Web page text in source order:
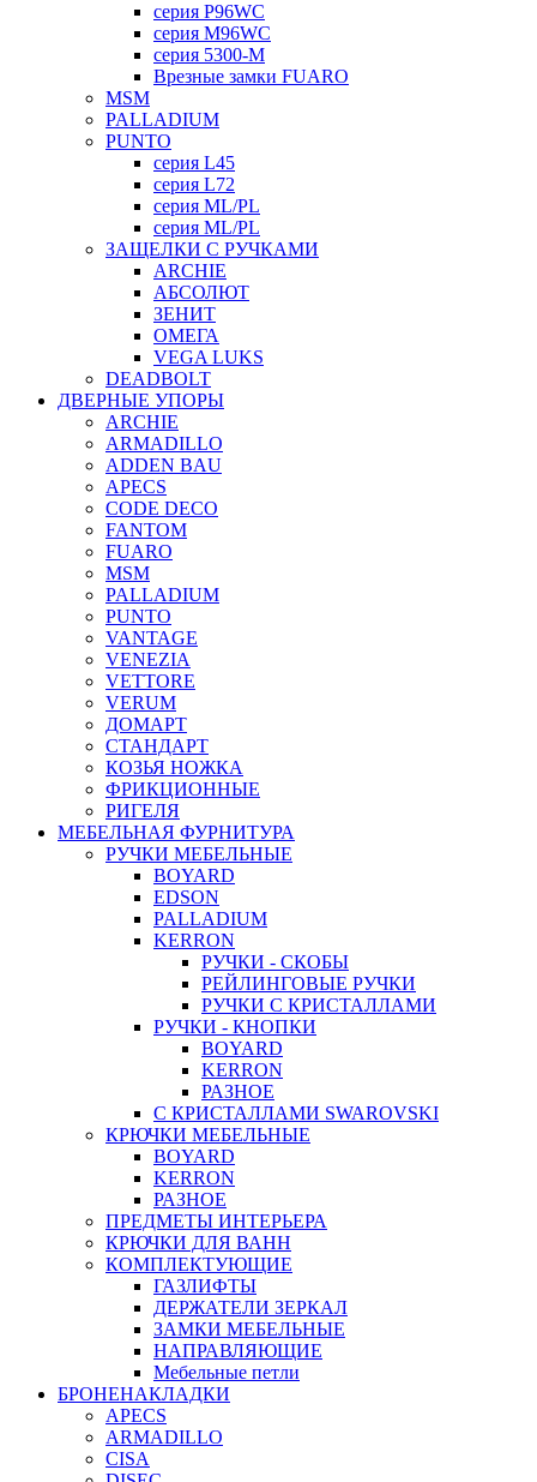
серия P96WC
серия M96WC
серия 5300-M
Врезные замки FUARO
MSM
PALLADIUM
PUNTO
серия L45
серия L72
серия ML/PL
серия ML/PL
ЗАЩЕЛКИ С РУЧКАМИ
ARCHIE
АБСОЛЮТ
ЗЕНИТ
ОМЕГА
VEGA LUKS
DEADBOLT
ДВЕРНЫЕ УПОРЫ
ARCHIE
ARMADILLO
ADDEN BAU
APECS
CODE DECO
FANTOM
FUARO
MSM
PALLADIUM
PUNTO
VANTAGE
VENEZIA
VETTORE
VERUM
ДОМАРТ
СТАНДАРТ
КОЗЬЯ НОЖКА
ФРИКЦИОННЫЕ
РИГЕЛЯ
МЕБЕЛЬНАЯ ФУРНИТУРА
РУЧКИ МЕБЕЛЬНЫЕ
BOYARD
EDSON
PALLADIUM
KERRON
РУЧКИ - СКОБЫ
РЕЙЛИНГОВЫЕ РУЧКИ
РУЧКИ С КРИСТАЛЛАМИ
РУЧКИ - КНОПКИ
BOYARD
KERRON
РАЗНОЕ
С КРИСТАЛЛАМИ SWAROVSKI
КРЮЧКИ МЕБЕЛЬНЫЕ
BOYARD
KERRON
РАЗНОЕ
ПРЕДМЕТЫ ИНТЕРЬЕРА
КРЮЧКИ ДЛЯ ВАНН
КОМПЛЕКТУЮЩИЕ
ГАЗЛИФТЫ
ДЕРЖАТЕЛИ ЗЕРКАЛ
ЗАМКИ МЕБЕЛЬНЫЕ
НАПРАВЛЯЮЩИЕ
Мебельные петли
БРОНЕНАКЛАДКИ
APECS
ARMADILLO
CISA